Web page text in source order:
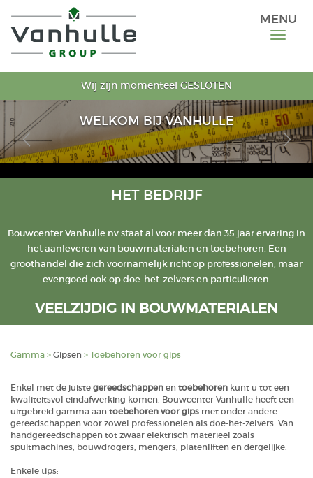
MENU
Wij zijn momenteel GESLOTEN
WELKOM BIJ VANHULLE
HET BEDRIJF
Bouwcenter Vanhulle nv staat al voor meer dan 35 jaar ervaring in
het aanleveren van bouwmaterialen en toebehoren. Een
groothandel die zich voornamelijk richt op professionelen, maar
evengoed ook op doe-het-zelvers en particulieren.
VEELZIJDIG IN BOUWMATERIALEN
Gamma > Gipsen > Toebehoren voor gips
Enkel met de juiste gereedschappen en toebehoren kunt u tot een
kwaliteitsvol eindafwerking komen. Bouwcenter Vanhulle heeft een
uitgebreid gamma aan toebehoren voor gips met onder andere
gereedschappen voor zowel professionelen als doe-het-zelvers. Van
handgereedschappen tot zwaar elektrisch materieel zoals
spuitmachines, bouwdrogers, mengers, platenliften en dergelijke.
Enkele tips: